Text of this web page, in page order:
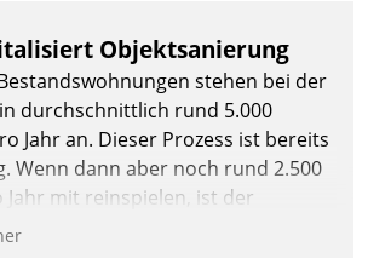
Objektsanierung
stehen bei der
durchschnittlich rund 5.000
Jahr an. Dieser Prozess ist bereits
Wenn dann aber noch rund 2.500
Jahr mit reinspielen, ist der
immens. Im